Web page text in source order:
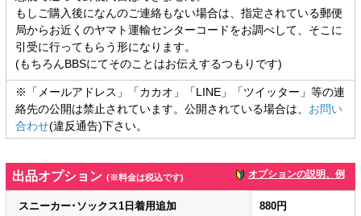
もしご購入後になんのご連絡もない場合は、指定されている郵便
局からお近くのヤマト運輸センターコードをお調べして、そこに
引受に行ってもらう形になります。
(もちろんBBSにてそのことはお伝えするつもりです)
※「メールアドレス」「カカオ」「LINE」「ツイッター」等の連
絡先の公開は禁止されています。公開されている場合は、 お問い
合わせ(違反通告)下さい。
出品オプション (※料金は税込です) オプションの説明、例
スニーカー･ソックス1日着用追加 880円